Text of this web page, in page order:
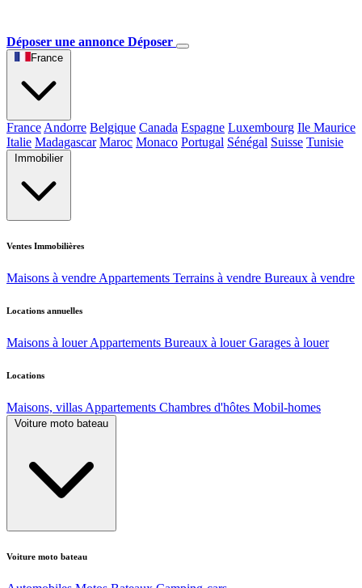
Déposer une annonce Déposer
France
France Andorre Belgique Canada Espagne Luxembourg Ile Maurice
Italie Madagascar Maroc Monaco Portugal Sénégal Suisse Tunisie
Immobilier
Ventes Immobilières
Maisons à vendre Appartements Terrains à vendre Bureaux à vendre
Locations annuelles
Maisons à louer Appartements Bureaux à louer Garages à louer
Locations
Maisons, villas Appartements Chambres d'hôtes Mobil-homes
Voiture moto bateau
Voiture moto bateau